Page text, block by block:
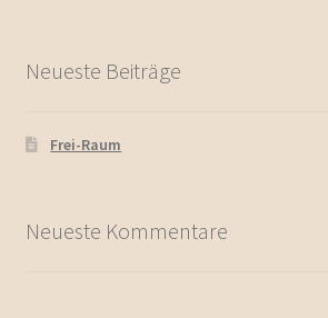
Neueste Beiträge
Frei-Raum
Neueste Kommentare